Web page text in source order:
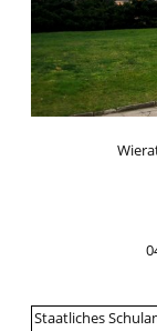
Staatliches